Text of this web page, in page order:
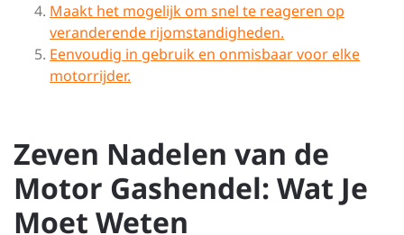
Maakt het mogelijk om snel te reageren op
veranderende rijomstandigheden.
Eenvoudig in gebruik en onmisbaar voor elke
motorrijder.
Zeven Nadelen van de
Motor Gashendel: Wat Je
Moet Weten